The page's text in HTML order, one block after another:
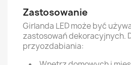
Zastosowanie
Girlanda LED może być
zastosowań dekoracyjnych.
przyozdabiania: